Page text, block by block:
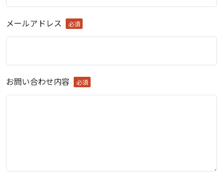
メールアドレス 必須
お問い合わせ内容 必須